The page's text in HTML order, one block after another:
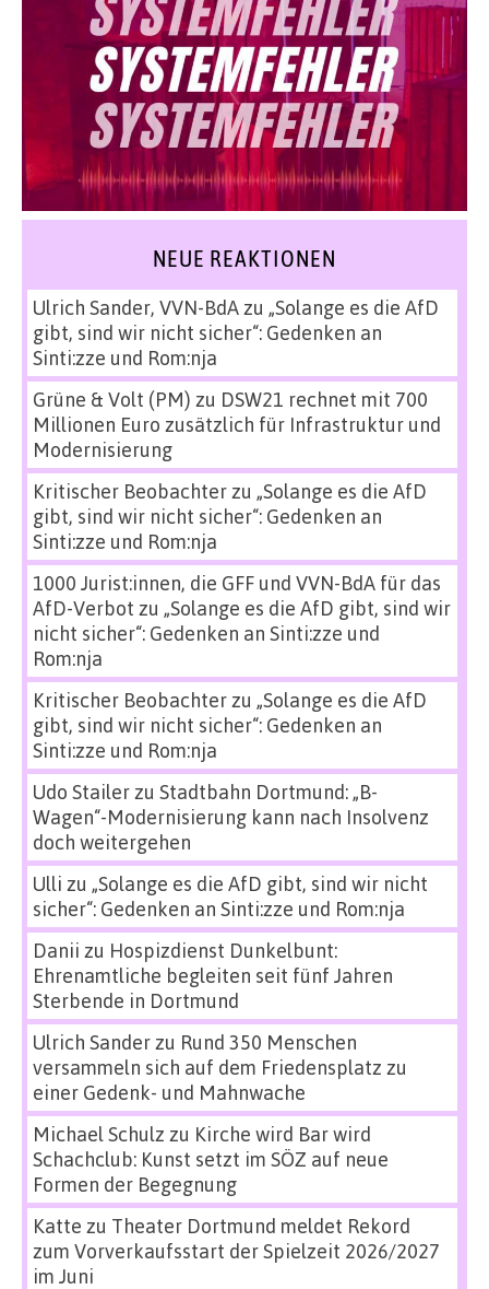
NEUE REAKTIONEN
Ulrich Sander, VVN-BdAzu „Solange es die AfD
gibt, sind wir nicht sicher“: Gedenken an
Sinti:zze und Rom:nja
Grüne & Volt (PM) zu DSW21 rechnet mit 700
Millionen Euro zusätzlich für Infrastruktur und
Modernisierung
Kritischer Beobachterzu „Solange es die AfD
gibt, sind wir nicht sicher“: Gedenken an
Sinti:zze und Rom:nja
1000 Jurist:innen, die GFF und VVN-BdA für das
AfD-Verbot zu „Solange es die AfD gibt, sind wir
nicht sicher“: Gedenken an Sinti:zze und
Rom:nja
Kritischer Beobachterzu „Solange es die AfD
gibt, sind wir nicht sicher“: Gedenken an
Sinti:zze und Rom:nja
Udo Stailerzu Stadtbahn Dortmund: „B-
Wagen“-Modernisierung kann nach Insolvenz
doch weitergehen
Ulli zu „Solange es die AfD gibt, sind wir nicht
sicher“: Gedenken an Sinti:zze und Rom:nja
Danii zu Hospizdienst Dunkelbunt:
Ehrenamtliche begleiten seit fünf Jahren
Sterbende in Dortmund
Ulrich Sanderzu Rund 350 Menschen
versammeln sich auf dem Friedensplatz zu
einer Gedenk- und Mahnwache
Michael Schulz zu Kirche wird Bar wird
Schachclub: Kunst setzt im SÖZ auf neue
Formen der Begegnung
Katte zu Theater Dortmund meldet Rekord
zum Vorverkaufsstart der Spielzeit 2026/2027
im Juni